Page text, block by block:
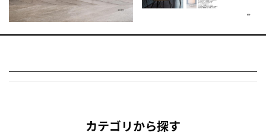
カテゴリから探す